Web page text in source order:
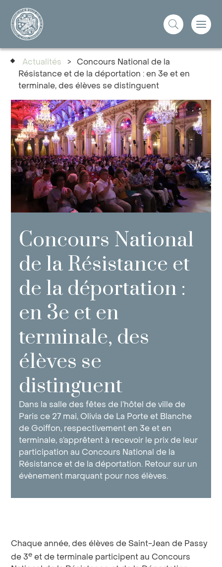
Actualités >
Concours National de la
Résistance et de la déportation : en 3e et en
terminale, des élèves se distinguent
Concours National
de la Résistance et
de la déportation :
en 3e et en
terminale, des
élèves se
distinguent
Dans la salle des fêtes de l’hôtel de ville de
Paris ce 27 mai, Olivia de La Porte et Blanche
de Goiffon, respectivement en 3e et en
terminale, s’apprêtent à recevoir le prix de leur
participation au Concours National de la
Résistance et de la déportation. Retour sur un
évènement marquant pour nos élèves.
Chaque année, des élèves de Saint-Jean de Passy
de 3e et de terminale participent au Concours